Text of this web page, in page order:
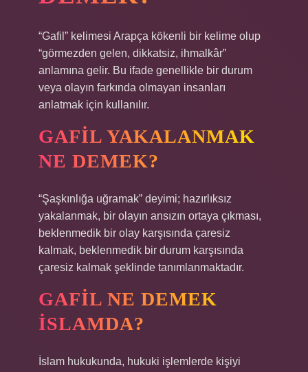
“Gafil” kelimesi Arapça kökenli bir kelime olup
“görmezden gelen, dikkatsiz, ihmalkâr”
anlamına gelir. Bu ifade genellikle bir durum
veya olayın farkında olmayan insanları
anlatmak için kullanılır.
GAFIL YAKALANMAK
NE DEMEK?
“Şaşkınlığa uğramak” deyimi; hazırlıksız
yakalanmak, bir olayın ansızın ortaya çıkması,
beklenmedik bir olay karşısında çaresiz
kalmak, beklenmedik bir durum karşısında
çaresiz kalmak şeklinde tanımlanmaktadır.
GAFIL NE DEMEK
ISLAMDA?
İslam hukukunda, hukuki işlemlerde kişiyi